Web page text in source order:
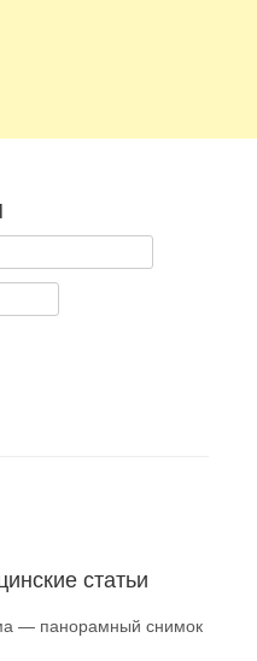
статьи
— панорамный снимок